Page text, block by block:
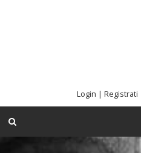
Login | Registrati